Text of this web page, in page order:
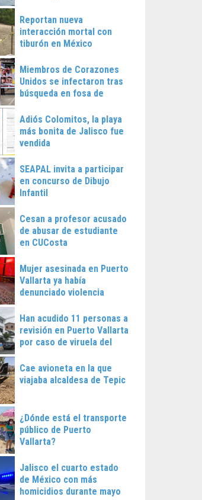
Reportan nueva
interacción mortal con
tiburón en México
Miembros de Corazones
Unidos se infectaron tras
búsqueda en fosa de
Adiós Colomitos, la playa
más bonita de Jalisco fue
vendida
SEAPAL invita a participar
en concurso de Dibujo
Infantil
Cesan a profesor acusado
de abusar de estudiante
en CUCosta
Mujer asesinada en Puerto
Vallarta ya había
denunciado violencia
Han acudido 11 personas a
revisión en Puerto Vallarta
por caso de viruela del
Cae avioneta en la que
viajaba alcaldesa de Tepic
¿Dónde está el transporte
público de Puerto
Vallarta?
Jalisco el cuarto estado
de México con más
homicidios durante mayo